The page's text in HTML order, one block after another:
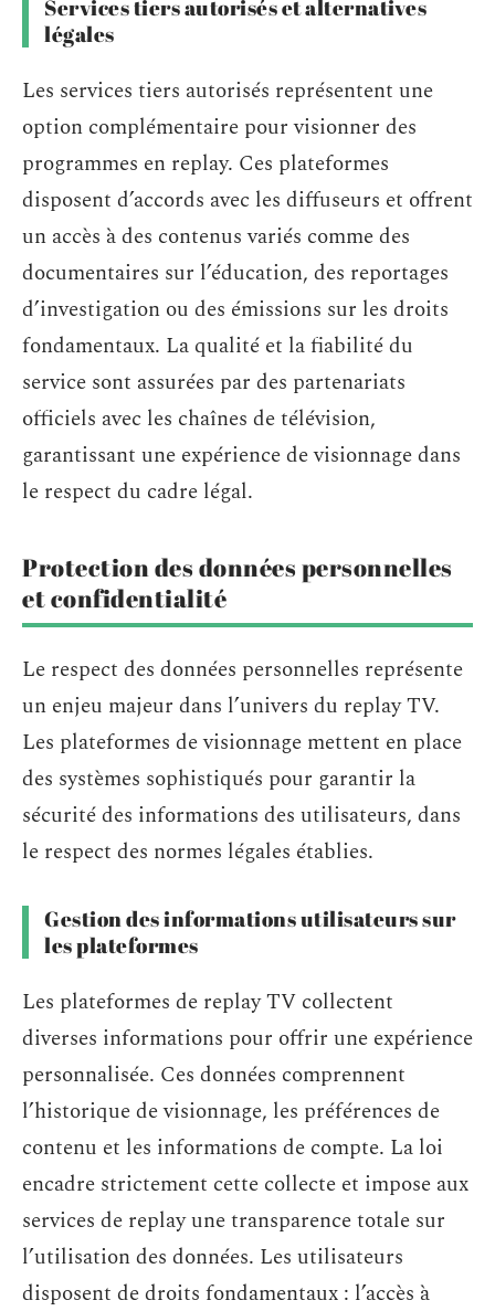
Services tiers autorisés et alternatives
légales
Les services tiers autorisés représentent une
option complémentaire pour visionner des
programmes en replay. Ces plateformes
disposent d’accords avec les diffuseurs et offrent
un accès à des contenus variés comme des
documentaires sur l’éducation, des reportages
d’investigation ou des émissions sur les droits
fondamentaux. La qualité et la fiabilité du
service sont assurées par des partenariats
officiels avec les chaînes de télévision,
garantissant une expérience de visionnage dans
le respect du cadre légal.
Protection des données personnelles
et confidentialité
Le respect des données personnelles représente
un enjeu majeur dans l’univers du replay TV.
Les plateformes de visionnage mettent en place
des systèmes sophistiqués pour garantir la
sécurité des informations des utilisateurs, dans
le respect des normes légales établies.
Gestion des informations utilisateurs sur
les plateformes
Les plateformes de replay TV collectent
diverses informations pour offrir une expérience
personnalisée. Ces données comprennent
l’historique de visionnage, les préférences de
contenu et les informations de compte. La loi
encadre strictement cette collecte et impose aux
services de replay une transparence totale sur
l’utilisation des données. Les utilisateurs
disposent de droits fondamentaux : l’accès à